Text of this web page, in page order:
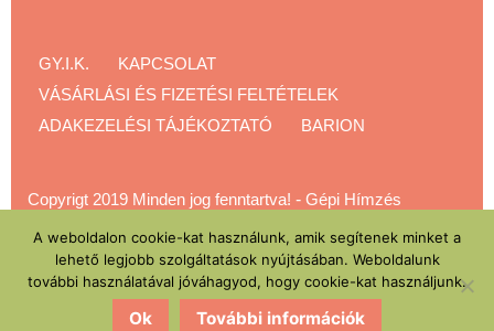
GY.I.K.
KAPCSOLAT
VÁSÁRLÁSI ÉS FIZETÉSI FELTÉTELEK
ADAKEZELÉSI TÁJÉKOZTATÓ
BARION
Copyrigt 2019 Minden jog fenntartva! - Gépi Hímzés
A weboldalon cookie-kat használunk, amik segítenek minket a
lehető legjobb szolgáltatások nyújtásában. Weboldalunk
további használatával jóváhagyod, hogy cookie-kat használjunk.
Ok További információk